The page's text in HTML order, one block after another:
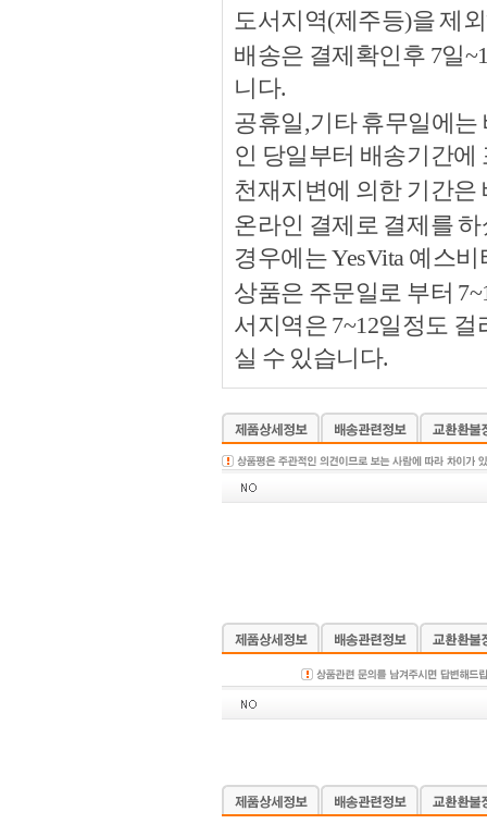
도서지역(제주등)을 제
배송은 결제확인후 7일
니다.
공휴일,기타 휴무일에
인 당일부터 배송기간에
천재지변에 의한 기간
온라인 결제로 결제를
경우에는 YesVita 예스
상품은 주문일로 부터
서지역은 7~12일정도
실 수 있습니다.